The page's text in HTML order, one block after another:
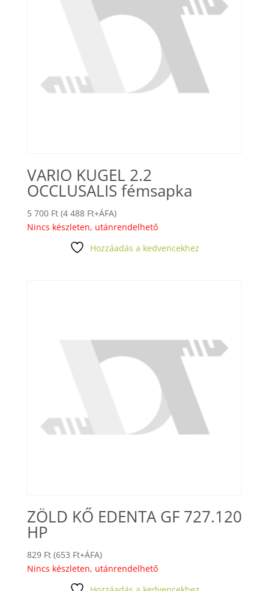
VARIO KUGEL 2.2
OCCLUSALIS fémsapka
5 700 Ft (4 488 Ft+ÁFA)
Nincs készleten, utánrendelhető
Hozzáadás a kedvencekhez
ZÖLD KŐ EDENTA GF 727.120
HP
829 Ft (653 Ft+ÁFA)
Nincs készleten, utánrendelhető